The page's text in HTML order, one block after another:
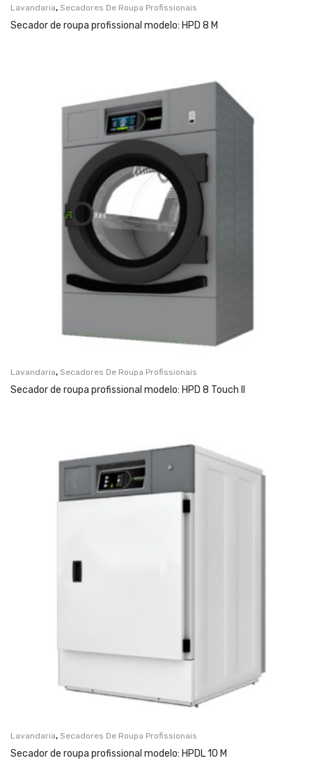
Lavandaria, Secadores De Roupa Profissionais
Secador de roupa profissional modelo: HPD 8 M
Lavandaria, Secadores De Roupa Profissionais
Secador de roupa profissional modelo: HPD 8 Touch II
Lavandaria, Secadores De Roupa Profissionais
Secador de roupa profissional modelo: HPDL 10 M